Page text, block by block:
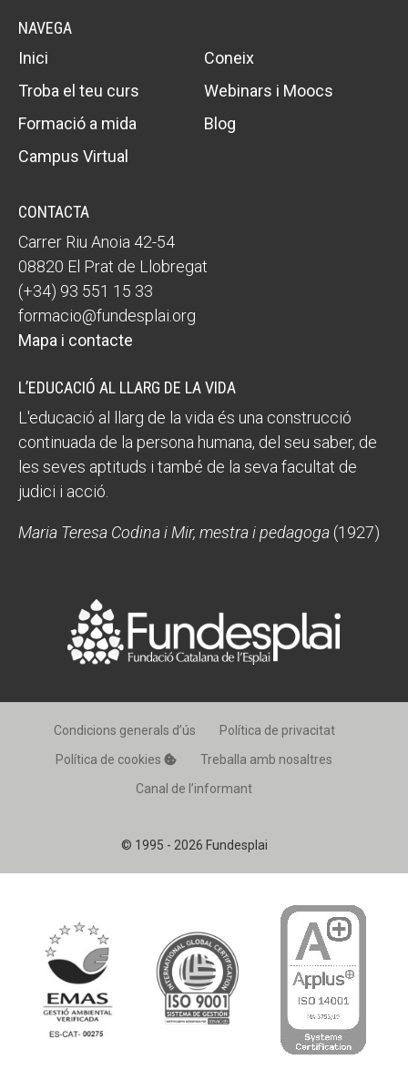
NAVEGA
Inici
Coneix
Troba el teu curs
Webinars i Moocs
Formació a mida
Blog
Campus Virtual
CONTACTA
Carrer Riu Anoia 42-54
08820 El Prat de Llobregat
(+34) 93 551 15 33
formacio@fundesplai.org
Mapa i contacte
L’EDUCACIÓ AL LLARG DE LA VIDA
L'educació al llarg de la vida és una construcció
continuada de la persona humana, del seu saber, de
les seves aptituds i també de la seva facultat de
judici i acció.
Maria Teresa Codina i Mir, mestra i pedagoga (1927)
© 1995 - 2026 Fundesplai
Condicions generals d’ús
Política de privacitat
Política de cookies
Treballa amb nosaltres
Canal de l’informant